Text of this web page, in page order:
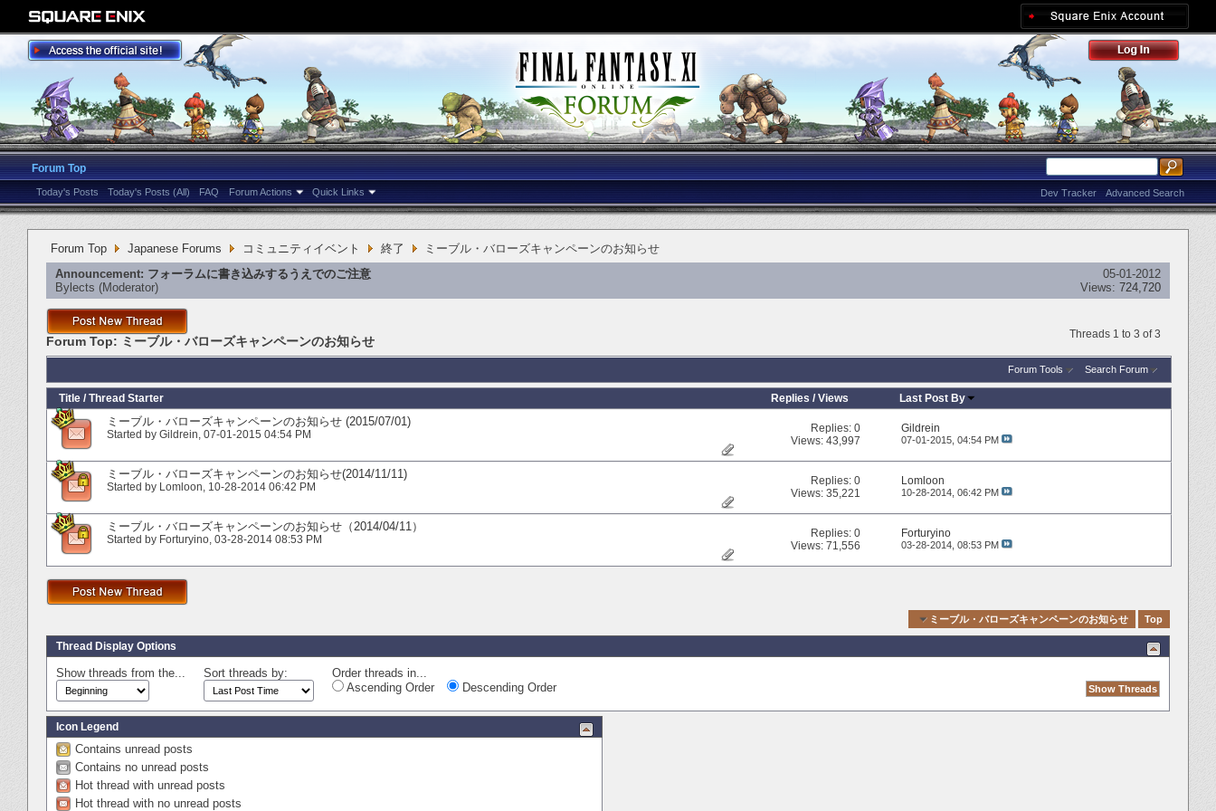
Forum Top
Today's Posts Today's Posts (All) FAQ Forum Actions Quick Links Advanced Search
Dev Tracker
Forum Top Japanese Forums コミュニティイベント 終了
ミーブル・バローズキャンペーンのお知らせ
Announcement: フォーラムに書き込みするうえでのご注意
Bylects ‎(Moderator)
05-01-2012
Views: 724,720
Threads 1 to 3 of 3
Forum Top: ミーブル・バローズキャンペーンのお知らせ
Forum Tools Search Forum
Title / Thread Starter Replies /Views Last Post By
ミーブル・バローズキャンペーンのお知らせ (2015/07/01)
Started by Gildrein‎, 07-01-2015 04:54 PM Replies:0
Views: 43,997
Gildrein
07-01-2015, 04:54 PM
ミーブル・バローズキャンペーンのお知らせ(2014/11/11)
Started by Lomloon‎, 10-28-2014 06:42 PM Replies:0
Views: 35,221
Lomloon
10-28-2014, 06:42 PM
ミーブル・バローズキャンペーンのお知らせ（2014/04/11）
Started by Forturyino‎, 03-28-2014 08:53 PM Replies:0
Views: 71,556
Forturyino
03-28-2014, 08:53 PM
ミーブル・バローズキャンペーンのお知らせ Top
Thread Display Options
Show threads from the... Sort threads by:
Order threads in...
Ascending Order
Descending Order
Icon Legend
Contains unread posts
Contains no unread posts
Hot thread with unread posts
Hot thread with no unread posts